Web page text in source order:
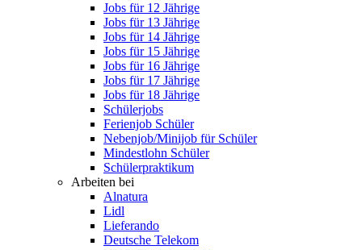
Jobs für 12 Jährige
Jobs für 13 Jährige
Jobs für 14 Jährige
Jobs für 15 Jährige
Jobs für 16 Jährige
Jobs für 17 Jährige
Jobs für 18 Jährige
Schülerjobs
Ferienjob Schüler
Nebenjob/Minijob für Schüler
Mindestlohn Schüler
Schülerpraktikum
Arbeiten bei
Alnatura
Lidl
Lieferando
Deutsche Telekom